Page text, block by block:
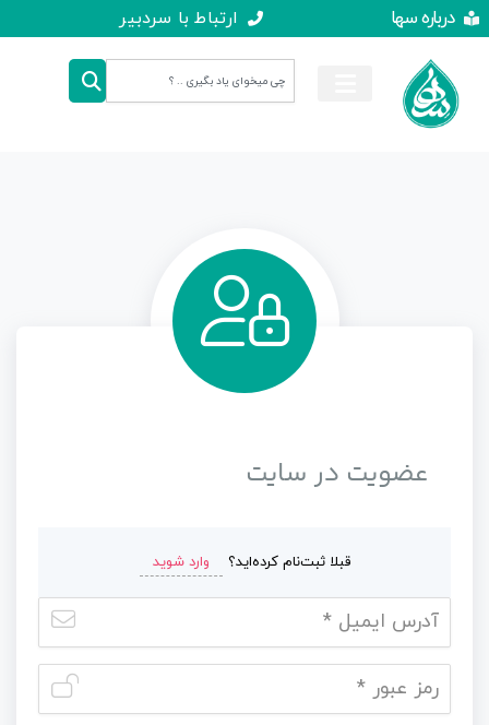
درباره سها ارتباط با سردبیر
عضویت در سایت
قبلا ثبت‌نام کرده‌اید؟ وارد شوید